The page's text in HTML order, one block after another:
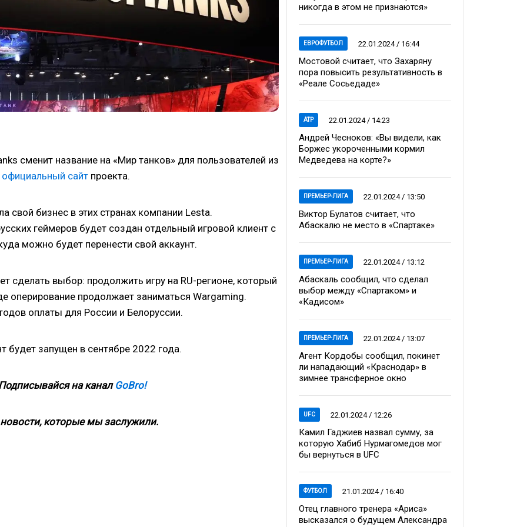
сменит название на «Мир танков» для пользователей из
официальный сайт проекта.
свой бизнес в этих странах компании Lesta.
геймеров будет создан отдельный игровой клиент с
можно будет перенести свой аккаунт.
сделать выбор: продолжить игру на RU-регионе, который
оперирование продолжает заниматься Wargaming.
оплаты для России и Белоруссии.
будет запущен в сентябре 2022 года.
на канал GoBro!
которые мы заслужили.
никогда в этом не признаются»
ЕВРОФУТБОЛ 22.01.2024 / 16:44
Мостовой считает, что Захаряну
пора повысить результативность в
«Реале Сосьедаде»
ATP 22.01.2024 / 14:23
Андрей Чесноков: «Вы видели, как
Боржес укороченными кормил
Медведева на корте?»
ПРЕМЬЕР-ЛИГА 22.01.2024 / 13:50
Виктор Булатов считает, что
Абаскалю не место в «Спартаке»
ПРЕМЬЕР-ЛИГА 22.01.2024 / 13:12
Абаскаль сообщил, что сделал
выбор между «Спартаком» и
«Кадисом»
ПРЕМЬЕР-ЛИГА 22.01.2024 / 13:07
Агент Кордобы сообщил, покинет
ли нападающий «Краснодар» в
зимнее трансферное окно
UFC 22.01.2024 / 12:26
Камил Гаджиев назвал сумму, за
которую Хабиб Нурмагомедов мог
бы вернуться в UFC
ФУТБОЛ 21.01.2024 / 16:40
Отец главного тренера «Ариса»
высказался о будущем Александра